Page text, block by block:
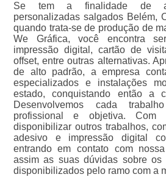
Se tem a finalidade de
personalizadas salgados Belém,
quando trata-se de produção de
We Gráfica, você encontra
impressão digital, cartão de
offset, entre outras alternativas.
de alto padrão, a empresa
especializados e instalações
estado, conquistando então a
Desenvolvemos cada
profissional e objetiva. Com
disponibilizar outros trabalhos,
adesivo e impressão digital
entrando em contato com
assim as suas dúvidas sobre os
disponibilizados pelo ramo com a